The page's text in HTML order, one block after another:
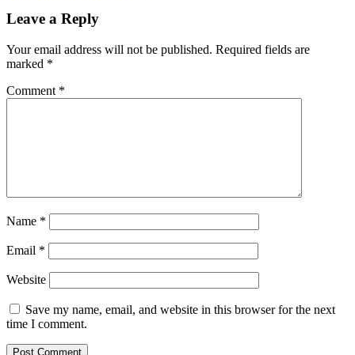
Leave a Reply
Your email address will not be published. Required fields are
marked *
Comment *
Name *
Email *
Website
Save my name, email, and website in this browser for the next
time I comment.